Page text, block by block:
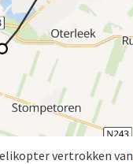
vertrokken van